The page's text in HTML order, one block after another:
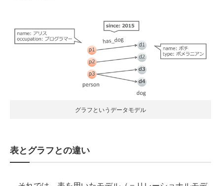
グラフというデータモデル
表とグラフとの違い